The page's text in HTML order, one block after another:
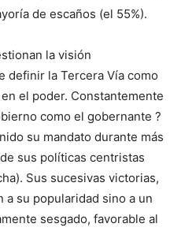
de escaños (el 55%).
la visión
definir la Tercera Vía como
el poder. Constantemente
como el gobernante ?
su mandato durante más
sus políticas centristas
Sus sucesivas victorias,
a su popularidad sino a un
sesgado, favorable al